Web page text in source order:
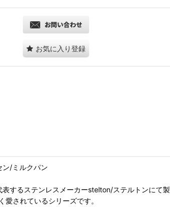
お気に入り登録
/ミルクパン
するステンレスメーカーstelton/ステルトンにて製
されているシリーズです。